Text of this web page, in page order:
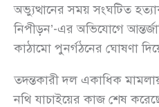
অভ্যুত্থানের সময় সংঘটিত
নিপীড়ন’-এর অভিযোগে
কাঠামো পুনর্গঠনের ঘোষণা
তদন্তকারী দল একাধিক
নথি যাচাইয়ের কাজ শেষ